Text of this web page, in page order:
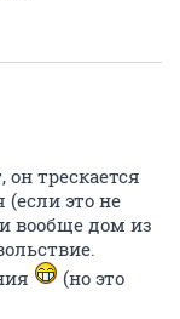
трескается
это не
вообще дом из
(но это